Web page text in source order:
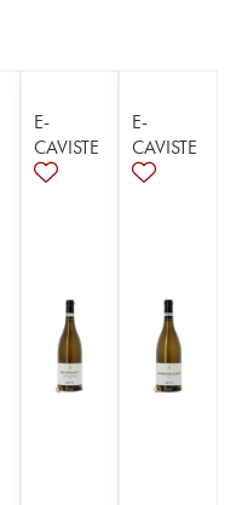
E-
CAVISTE
E-
CAVISTE